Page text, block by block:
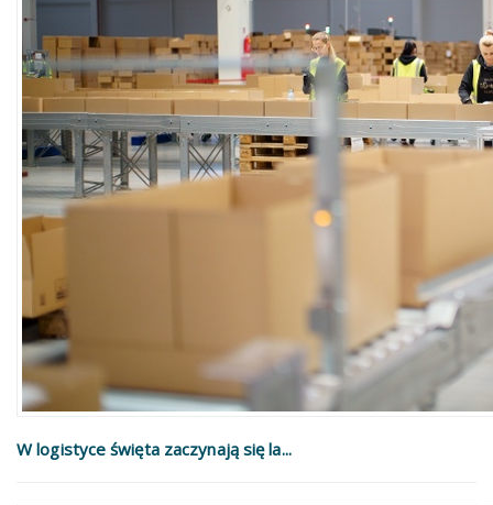
W logistyce święta zaczynają się la...